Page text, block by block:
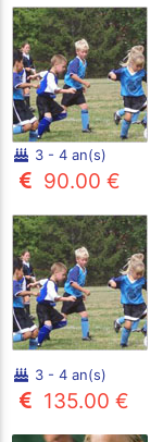
3 - 4 an(s)
90.00 €
3 - 4 an(s)
135.00 €